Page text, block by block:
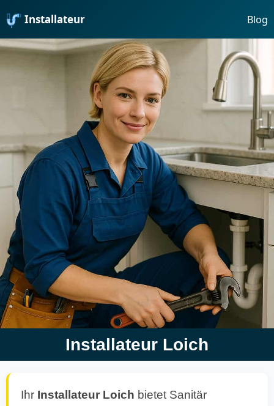
Installateur Blog
Installateur Loich
Ihr Installateur Loich bietet Sanitär